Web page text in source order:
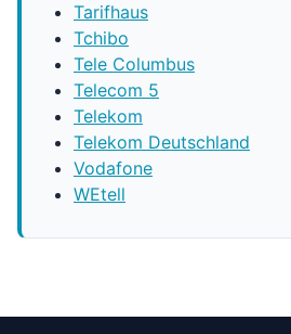
Tarifhaus
Tchibo
Tele Columbus
Telecom 5
Telekom
Telekom Deutschland
Vodafone
WEtell